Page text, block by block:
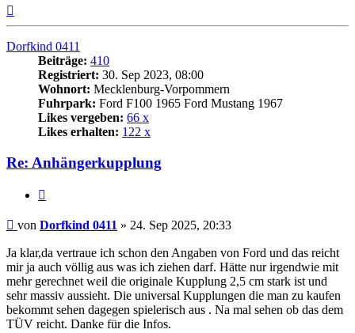
Dorfkind 0411
Beiträge: 410
Registriert: 30. Sep 2023, 08:00
Wohnort: Mecklenburg-Vorpommern
Fuhrpark: Ford F100 1965 Ford Mustang 1967
Likes vergeben: 66 x
Likes erhalten: 122 x
Re: Anhängerkupplung
Beitrag
von Dorfkind 0411 » 24. Sep 2025, 20:33
Ja klar,da vertraue ich schon den Angaben von Ford und das reicht
mir ja auch völlig aus was ich ziehen darf. Hätte nur irgendwie mit
mehr gerechnet weil die originale Kupplung 2,5 cm stark ist und
sehr massiv aussieht. Die universal Kupplungen die man zu kaufen
bekommt sehen dagegen spielerisch aus . Na mal sehen ob das dem
TÜV reicht. Danke für die Infos.